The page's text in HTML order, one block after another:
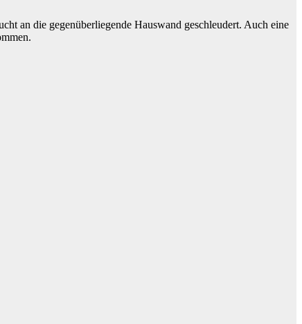
an die gegenüberliegende Hauswand geschleudert. Auch eine